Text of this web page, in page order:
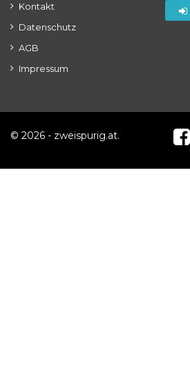
Kontakt
Datenschutz
AGB
Impressum
© 2026 - zweispurig.at.